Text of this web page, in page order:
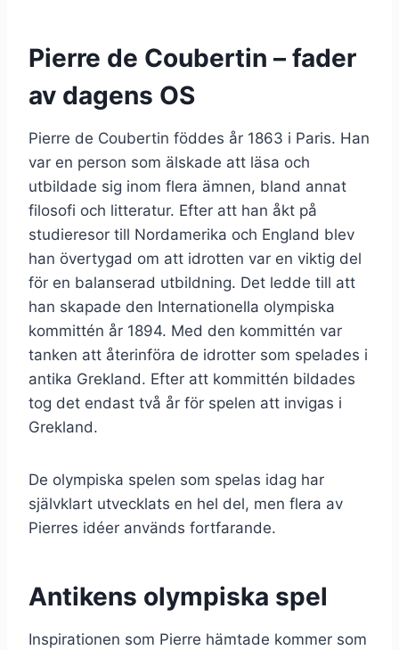
Pierre de Coubertin – fader
av dagens OS
Pierre de Coubertin föddes år 1863 i Paris. Han
var en person som älskade att läsa och
utbildade sig inom flera ämnen, bland annat
filosofi och litteratur. Efter att han åkt på
studieresor till Nordamerika och England blev
han övertygad om att idrotten var en viktig del
för en balanserad utbildning. Det ledde till att
han skapade den Internationella olympiska
kommittén år 1894. Med den kommittén var
tanken att återinföra de idrotter som spelades i
antika Grekland. Efter att kommittén bildades
tog det endast två år för spelen att invigas i
Grekland.
De olympiska spelen som spelas idag har
självklart utvecklats en hel del, men flera av
Pierres idéer används fortfarande.
Antikens olympiska spel
Inspirationen som Pierre hämtade kommer som